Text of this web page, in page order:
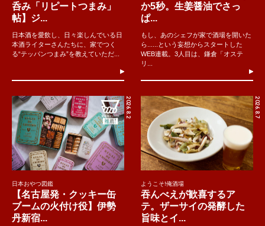
呑み「リピートつまみ」
帖】ジ...
日本酒を愛飲し、日々楽しんでいる日
本酒ライターさんたちに、家でつく
る“テッパンつまみ”を教えていただ...
か5秒。生姜醤油でさっ
ぱ...
もし、あのシェフが家で酒場を開いた
ら......という妄想からスタートした
WEB連載。3人目は、鎌倉「オステ
リ...
2026.8.2
日本おやつ図鑑
【名古屋発・クッキー缶
ブームの火付け役】伊勢
丹新宿...
2026.8.7
ようこそ!俺酒場
吞んべえが歓喜するア
テ。ザーサイの発酵した
旨味とイ...